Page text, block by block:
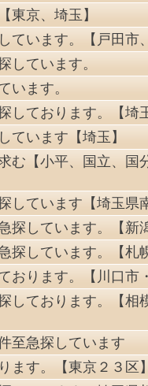
東京、埼玉】
ています。【戸田市
しています。
います。
しております。【埼
ています【埼玉】
む【小平、国立、国
しています【埼玉県
探しています。【新
探しています。【札
おります。【川口市
しております。【相
至急探しています
ます。【東京２３区